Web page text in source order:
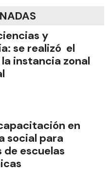
y
se realizó el
instancia zonal
en
social para
escuelas